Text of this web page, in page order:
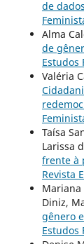
de
Alma
de
Estudos
Valéria
Taísa
Larissa
frente à
Revista
Mariana
Diniz,
gênero
Estudos